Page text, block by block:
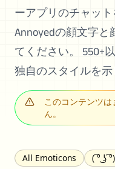
ーアプリのチャッ
Annoyedの顔文字と
てください。 550+
独自のスタイルを示
このコンテンツ
ん。
All Emoticons
( ͡° ͜ʖ